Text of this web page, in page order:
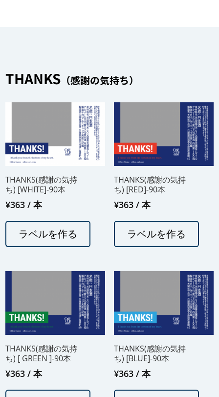
THANKS （感謝の気持ち）
THANKS(感謝の気持
ち) [WHITE]-90本
¥363 / 本
ラベルを作る
THANKS(感謝の気持
ち) [RED]-90本
¥363 / 本
ラベルを作る
THANKS(感謝の気持
ち) [ GREEN ]-90本
¥363 / 本
THANKS(感謝の気持
ち) [BLUE]-90本
¥363 / 本